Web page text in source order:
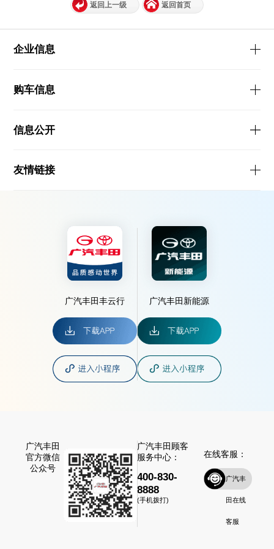
返回上一级 返回首页
企业信息
购车信息
信息公开
友情链接
广汽丰田丰云行 广汽丰田新能源
广汽丰田
官方微信
公众号
广汽丰田顾客
服务中心：
400-830-
8888
(手机拨打)
在线客服：
广汽丰
田在线
客服